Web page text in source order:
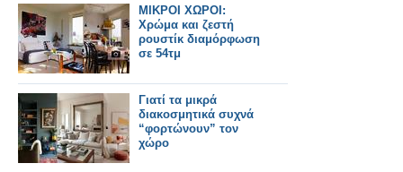
ΜΙΚΡΟΙ ΧΩΡΟΙ:
Χρώμα και ζεστή
ρουστίκ διαμόρφωση
σε 54τμ
Γιατί τα μικρά
διακοσμητικά συχνά
“φορτώνουν” τον
χώρο